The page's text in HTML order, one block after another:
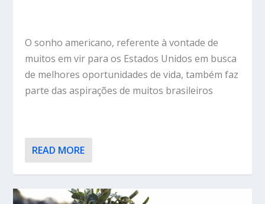
O sonho americano, referente à vontade de
muitos em vir para os Estados Unidos em busca
de melhores oportunidades de vida, também faz
parte das aspirações de muitos brasileiros
READ MORE